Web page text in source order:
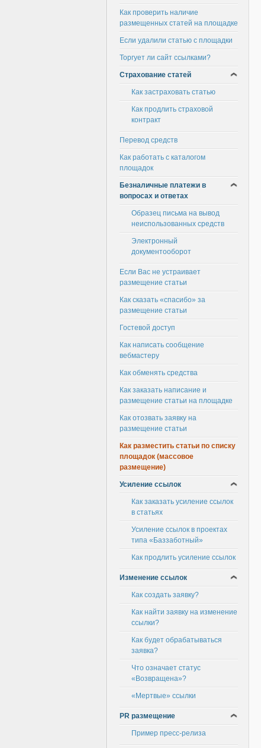
Как проверить наличие
размещенных статей на площадке
Если удалили статью с площадки
Торгует ли сайт ссылками?
Страхование статей
Как застраховать статью
Как продлить страховой
контракт
Перевод средств
Как работать с каталогом
площадок
Безналичные платежи в
вопросах и ответах
Образец письма на вывод
неиспользованных средств
Электронный
документооборот
Если Вас не устраивает
размещение статьи
Как сказать «спасибо» за
размещение статьи
Гостевой доступ
Как написать сообщение
вебмастеру
Как обменять средства
Как заказать написание и
размещение статьи на площадке
Как отозвать заявку на
размещение статьи
Как разместить статьи по списку
площадок (массовое
размещение)
Усиление ссылок
Как заказать усиление ссылок
в статьях
Усиление ссылок в проектах
типа «Баззаботный»
Как продлить усиление ссылок
Изменение ссылок
Как создать заявку?
Как найти заявку на изменение
ссылки?
Как будет обрабатываться
заявка?
Что означает статус
«Возвращена»?
«Мертвые» ссылки
PR размещение
Пример пресс-релиза